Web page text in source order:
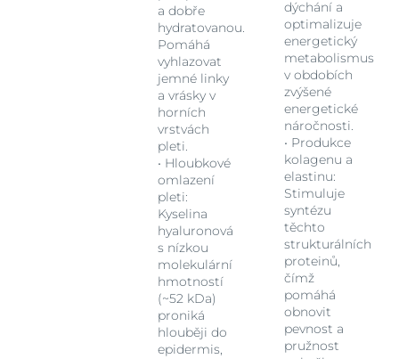
a dobře
hydratovanou.
Pomáhá
vyhlazovat
jemné linky
a vrásky v
horních
vrstvách
pleti.
• Hloubkové
omlazení
pleti:
Kyselina
hyaluronová
s nízkou
molekulární
hmotností
(~52 kDa)
proniká
hlouběji do
epidermis,
dýchání a
optimalizuje
energetický
metabolismus
v obdobích
zvýšené
energetické
náročnosti.
• Produkce
kolagenu a
elastinu:
Stimuluje
syntézu
těchto
strukturálních
proteinů,
čímž
pomáhá
obnovit
pevnost a
pružnost